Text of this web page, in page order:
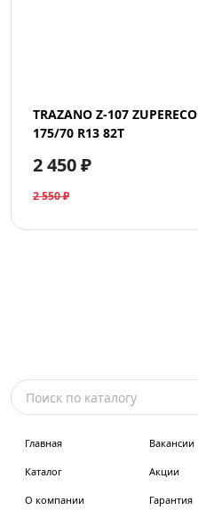
TRAZANO Z-107 ZUPERECO
175/70 R13 82T
2 450 ₽
2 550 ₽
Главная
Каталог
О компании
Вакансии
Акции
Гарантия